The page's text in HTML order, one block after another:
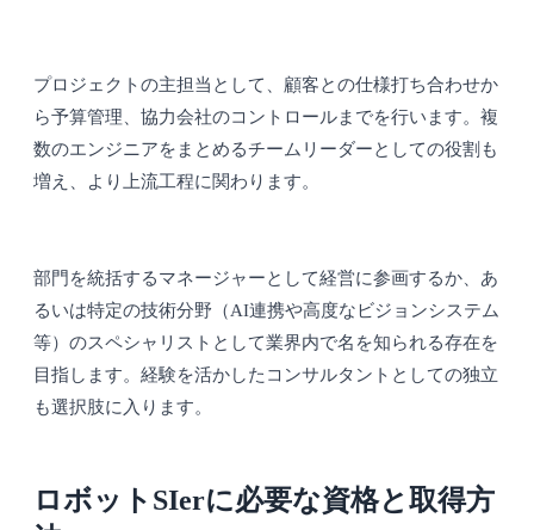
プロジェクトの主担当として、顧客との仕様打ち合わせか
ら予算管理、協力会社のコントロールまでを行います。複
数のエンジニアをまとめるチームリーダーとしての役割も
増え、より上流工程に関わります。
部門を統括するマネージャーとして経営に参画するか、あ
るいは特定の技術分野（AI連携や高度なビジョンシステム
等）のスペシャリストとして業界内で名を知られる存在を
目指します。経験を活かしたコンサルタントとしての独立
も選択肢に入ります。
ロボットSIerに必要な資格と取得方